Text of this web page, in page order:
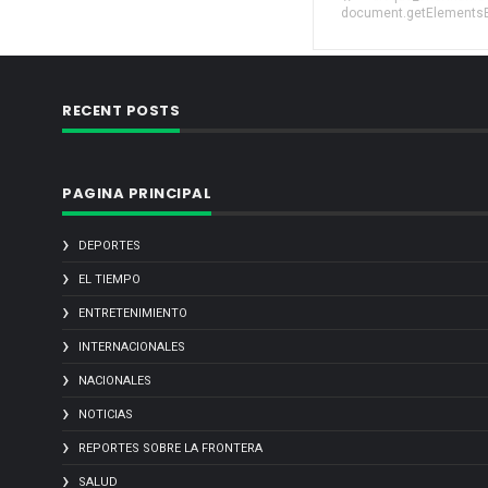
RECENT POSTS
PAGINA PRINCIPAL
DEPORTES
EL TIEMPO
ENTRETENIMIENTO
INTERNACIONALES
NACIONALES
NOTICIAS
REPORTES SOBRE LA FRONTERA
SALUD